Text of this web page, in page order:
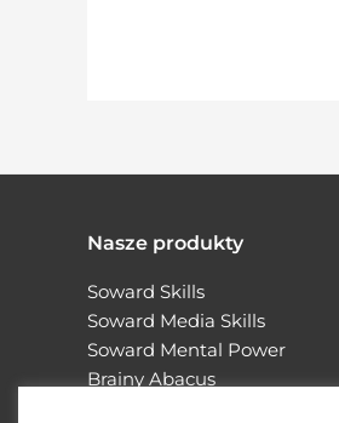
Nasze produkty
Soward Skills
Soward Media Skills
Soward Mental Power
Brainy Abacus